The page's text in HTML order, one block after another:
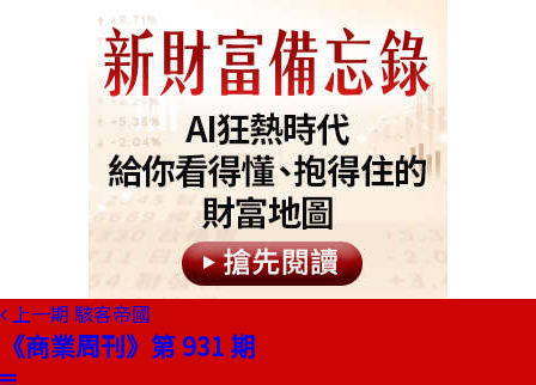
上一期 駭客帝國
《商業周刊》第 931 期